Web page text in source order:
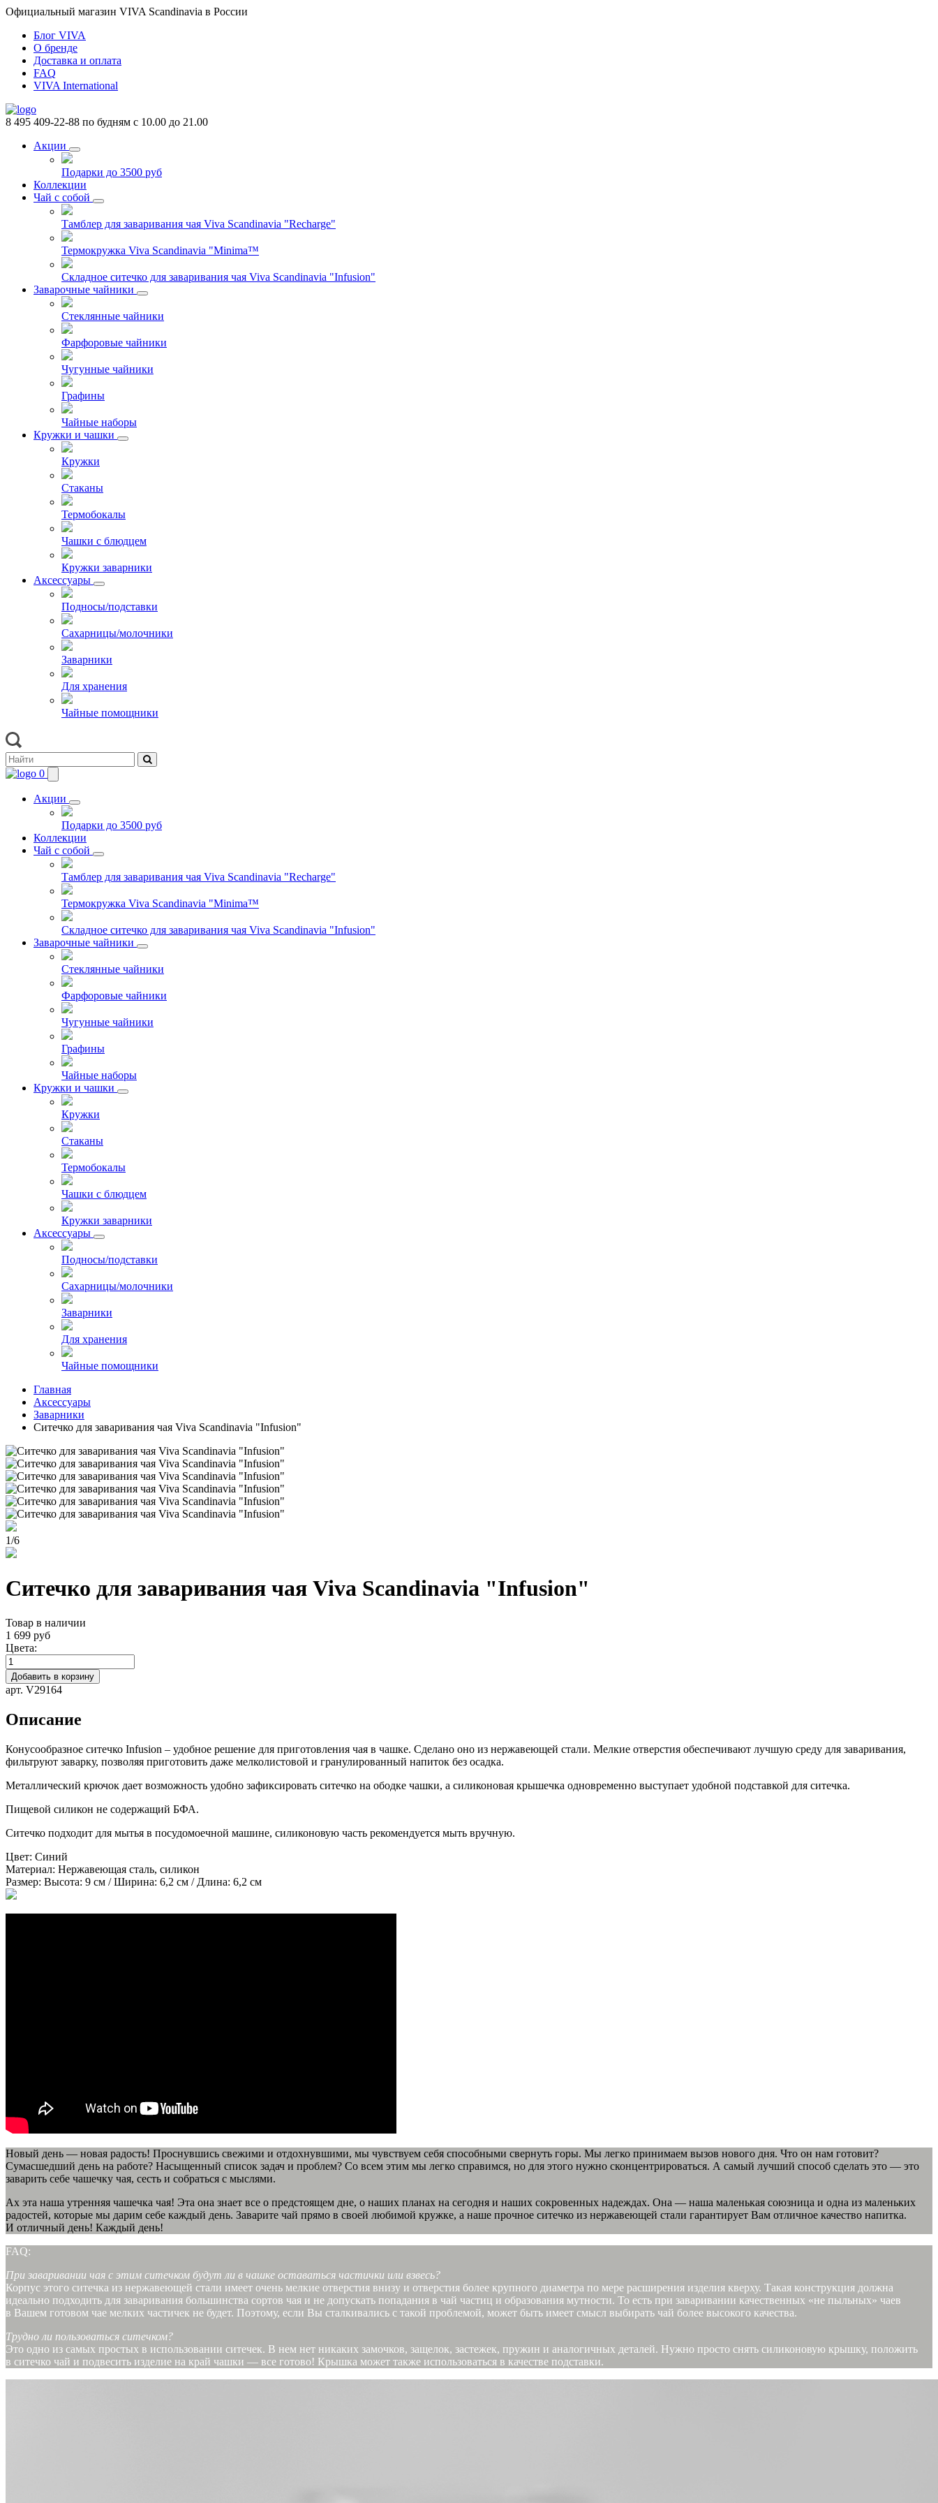
Официальный магазин VIVA Scandinavia в России
Блог VIVA
О бренде
Доставка и оплата
FAQ
VIVA International
8 495 409-22-88 по будням с 10.00 до 21.00
Акции
Подарки до 3500 руб
Коллекции
Чай с собой
Тамблер для заваривания чая Viva Scandinavia "Recharge"
Термокружка Viva Scandinavia "Minima™
Складное ситечко для заваривания чая Viva Scandinavia "Infusion"
Заварочные чайники
Стеклянные чайники
Фарфоровые чайники
Чугунные чайники
Графины
Чайные наборы
Кружки и чашки
Кружки
Стаканы
Термобокалы
Чашки с блюдцем
Кружки заварники
Аксессуары
Подносы/подставки
Сахарницы/молочники
Заварники
Для хранения
Чайные помощники
0
Акции
Подарки до 3500 руб
Коллекции
Чай с собой
Тамблер для заваривания чая Viva Scandinavia "Recharge"
Термокружка Viva Scandinavia "Minima™
Складное ситечко для заваривания чая Viva Scandinavia "Infusion"
Заварочные чайники
Стеклянные чайники
Фарфоровые чайники
Чугунные чайники
Графины
Чайные наборы
Кружки и чашки
Кружки
Стаканы
Термобокалы
Чашки с блюдцем
Кружки заварники
Аксессуары
Подносы/подставки
Сахарницы/молочники
Заварники
Для хранения
Чайные помощники
Главная
Аксессуары
Заварники
Ситечко для заваривания чая Viva Scandinavia "Infusion"
1/6
Ситечко для заваривания чая Viva Scandinavia "Infusion"
Товар в наличии
1 699 руб
Цвета:
Добавить в корзину
арт. V29164
Описание
Конусообразное ситечко Infusion – удобное решение для приготовления чая в чашке. Сделано оно из нержавеющей стали. Мелкие отверстия обеспечивают лучшую среду для заваривания,
фильтруют заварку, позволяя приготовить даже мелколистовой и гранулированный напиток без осадка.
Металлический крючок дает возможность удобно зафиксировать ситечко на ободке чашки, а силиконовая крышечка одновременно выступает удобной подставкой для ситечка.
Пищевой силикон не содержащий БФА.
Ситечко подходит для мытья в посудомоечной машине, силиконовую часть рекомендуется мыть вручную.
Цвет: Синий
Материал: Нержавеющая сталь, силикон
Размер: Высота: 9 см / Ширина: 6,2 см / Длина: 6,2 см
Новый день — новая радость! Проснувшись свежими и отдохнувшими, мы чувствуем себя способными свернуть горы. Мы легко принимаем вызов нового дня. Что он нам готовит?
Сумасшедший день на работе? Насыщенный список задач и проблем? Со всем этим мы легко справимся, но для этого нужно сконцентрироваться. А самый лучший способ сделать это — это
заварить себе чашечку чая, сесть и собраться с мыслями.
Ах эта наша утренняя чашечка чая! Эта она знает все о предстоящем дне, о наших планах на сегодня и наших сокровенных надеждах. Она — наша маленькая союзница и одна из маленьких
радостей, которые мы дарим себе каждый день. Заварите чай прямо в своей любимой кружке, а наше прочное ситечко из нержавеющей стали гарантирует Вам отличное качество напитка.
И отличный день! Каждый день!
FAQ:
При заваривании чая с этим ситечком будут ли в чашке оставаться частички или взвесь?
Корпус этого ситечка из нержавеющей стали имеет очень мелкие отверстия внизу и отверстия более крупного диаметра по мере расширения изделия кверху. Такая конструкция должна
идеально подходить для заваривания большинства сортов чая и не допускать попадания в чай частиц и образования мутности. То есть при заваривании качественных «не пыльных» чаев
в Вашем готовом чае мелких частичек не будет. Поэтому, если Вы сталкивались с такой проблемой, может быть имеет смысл выбирать чай более высокого качества.
Трудно ли пользоваться ситечком?
Это одно из самых простых в использовании ситечек. В нем нет никаких замочков, защелок, застежек, пружин и аналогичных деталей. Нужно просто снять силиконовую крышку, положить
в ситечко чай и подвесить изделие на край чашки — все готово! Крышка может также использоваться в качестве подставки.